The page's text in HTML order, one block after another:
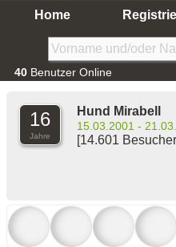
Home
40 Benutzer Online
16
Jahre
Hund Mirabell
15.03.2001 -
[14.601